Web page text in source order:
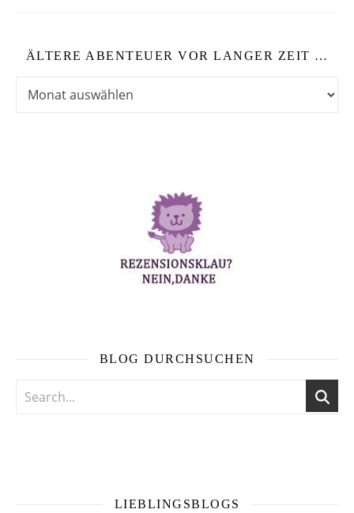
ÄLTERE ABENTEUER VOR LANGER ZEIT …
BLOG DURCHSUCHEN
LIEBLINGSBLOGS